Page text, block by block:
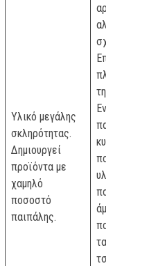
Υλικό μεγάλης
σκληρότητας.
Δημιουργεί
προϊόντα με
χαμηλό
ποσοστό
παιπάλης.
αργίλου και
αλλουβιακών
σχηματισμών.
Επιβάλλεται
πλύσιμο προ
της θραύσης.
Ενδεχόμενη
παρουσία,
κυρίως στα
ποταμίσια
υλικά, υψηλού
ποσοστού
άμορφου SiO3
που αντιδρά με
τα αλκάλια του
τσιμέντου.